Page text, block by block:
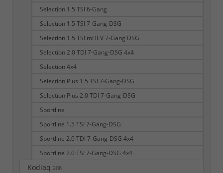
Selection 1.5 TSI 6-Gang
Selection 1.5 TSI 7-Gang-DSG
Selection 1.5 TSI mHEV 7-Gang DSG
Selection 2.0 TDI 7-Gang-DSG 4x4
Selection 4x4
Selection Plus 1.5 TSI 7-Gang-DSG
Selection Plus 2.0 TDI 7-Gang-DSG
Sportline
Sportline 1.5 TSI 7-Gang-DSG
Sportline 2.0 TDI 7-Gang-DSG 4x4
Sportline 2.0 TSI 7-Gang-DSG 4x4
Kodiaq 208